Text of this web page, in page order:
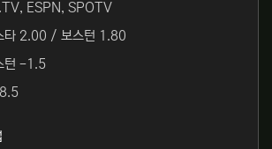
ESPN, SPOTV
타 2.00 / 보스턴 1.80
턴 -1.5